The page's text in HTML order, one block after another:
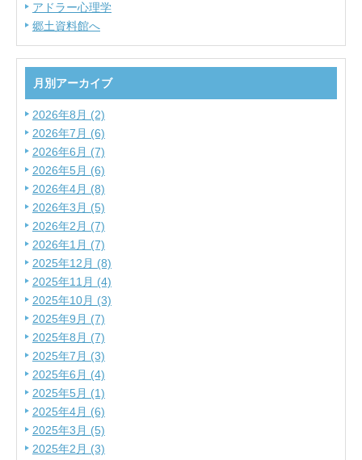
アドラー心理学
郷土資料館へ
月別アーカイブ
2026年8月 (2)
2026年7月 (6)
2026年6月 (7)
2026年5月 (6)
2026年4月 (8)
2026年3月 (5)
2026年2月 (7)
2026年1月 (7)
2025年12月 (8)
2025年11月 (4)
2025年10月 (3)
2025年9月 (7)
2025年8月 (7)
2025年7月 (3)
2025年6月 (4)
2025年5月 (1)
2025年4月 (6)
2025年3月 (5)
2025年2月 (3)